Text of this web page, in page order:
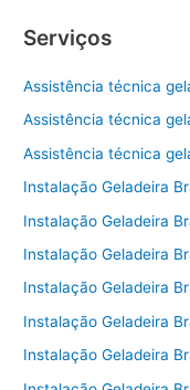
Serviços
Assistência técnica
Assistência técnica
Assistência técnica
Instalação Geladeira
Instalação Geladeira
Instalação Geladeira
Instalação Geladeira
Instalação Geladeira
Instalação Geladeira